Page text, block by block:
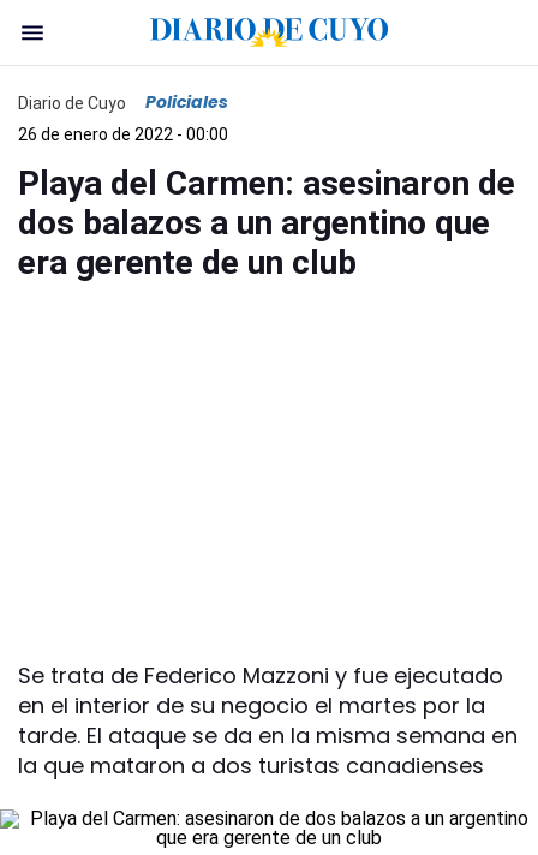
Diario de Cuyo Policiales
26 de enero de 2022 - 00:00
Playa del Carmen: asesinaron de
dos balazos a un argentino que
era gerente de un club
Se trata de Federico Mazzoni y fue ejecutado
en el interior de su negocio el martes por la
tarde. El ataque se da en la misma semana en
la que mataron a dos turistas canadienses